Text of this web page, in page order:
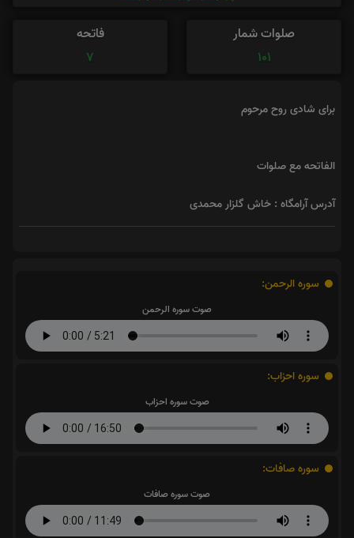
صلوات شمار
101
فاتحه
7
برای شادی روح مرحوم
الفاتحه مع صلوات
آدرس آرامگاه : خاش گلزار محمدی
سوره الرحمن:
صوت سوره الرحمن
سوره احزاب:
صوت سوره احزاب
سوره صافات:
صوت سوره صافات